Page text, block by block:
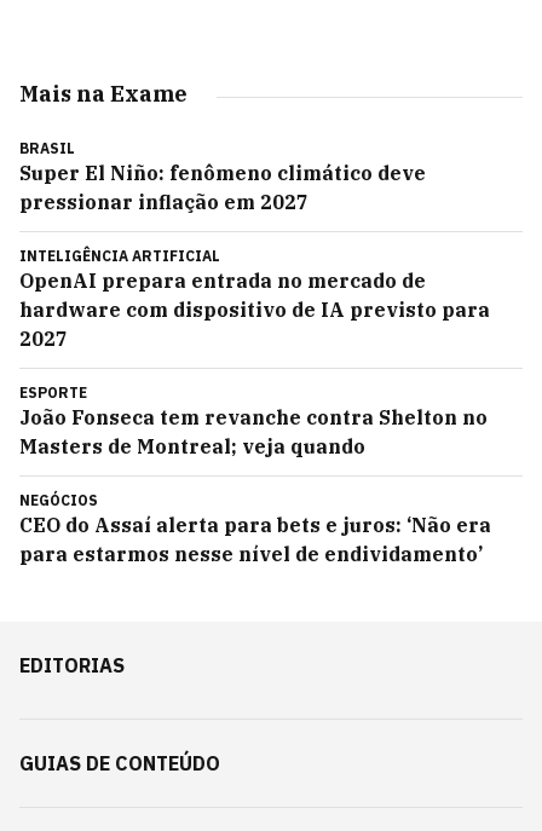
Mais na Exame
BRASIL
Super El Niño: fenômeno climático deve
pressionar inflação em 2027
INTELIGÊNCIA ARTIFICIAL
OpenAI prepara entrada no mercado de
hardware com dispositivo de IA previsto para
2027
ESPORTE
João Fonseca tem revanche contra Shelton no
Masters de Montreal; veja quando
NEGÓCIOS
CEO do Assaí alerta para bets e juros: ‘Não era
para estarmos nesse nível de endividamento’
EDITORIAS
GUIAS DE CONTEÚDO